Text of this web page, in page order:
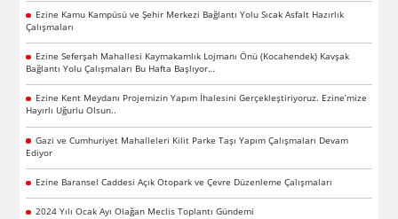
Ezine Kamu Kampüsü ve Şehir Merkezi Bağlantı Yolu Sıcak Asfalt Hazırlık
Çalışmaları
Ezine Seferşah Mahallesi Kaymakamlık Lojmanı Önü (Kocahendek) Kavşak
Bağlantı Yolu Çalışmaları Bu Hafta Başlıyor…
Ezine Kent Meydanı Projemizin Yapım İhalesini Gerçekleştiriyoruz. Ezine’mize
Hayırlı Uğurlu Olsun..
Gazi ve Cumhuriyet Mahalleleri Kilit Parke Taşı Yapım Çalışmaları Devam
Ediyor
Ezine Baransel Caddesi Açık Otopark ve Çevre Düzenleme Çalışmaları
2024 Yılı Ocak Ayı Olağan Meclis Toplantı Gündemi